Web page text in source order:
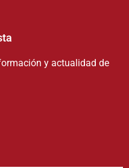
y actualidad de